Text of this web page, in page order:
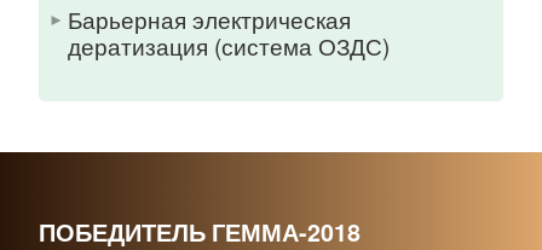
Барьерная электрическая
дератизация (система ОЗДС)
ПОБЕДИТЕЛЬ ГЕММА-2018